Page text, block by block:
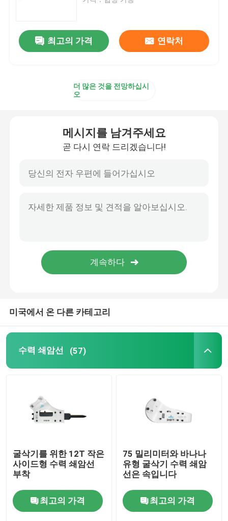
유압 브레이커는 속입니다
수력 벽개 장치 부분
분명한 분쇄기
수력 분쇄기
사용된 굴삭기 기계
최고의 가격 연락처
더 많은 것을 전망하십시
오
메시지를 남겨주세요
곧 다시 연락 드리겠습니다!
미국에서 온 다른 카테고리
수력 쇄암선 (57)
굴삭기를 위한 12T 작은
사이드형 수력 쇄암선
부착
최고의 가격
75 밀리미터와 바나나
유형 굴삭기 수력 쇄암
선은 속입니다
최고의 가격